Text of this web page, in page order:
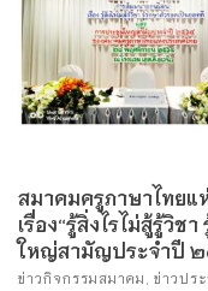
สมาคมครูภาษาไทยแ
เรื่อง“รู้สิ่งไรไม่สู้รู้วิ
ใหญ่สามัญประจำปี
ข่าวกิจกรรมสมาคม ข่าวปร